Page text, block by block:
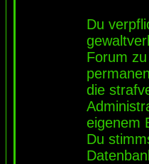
Du
Forum
die
eigenem
Du